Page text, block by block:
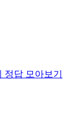
정답 모아보기